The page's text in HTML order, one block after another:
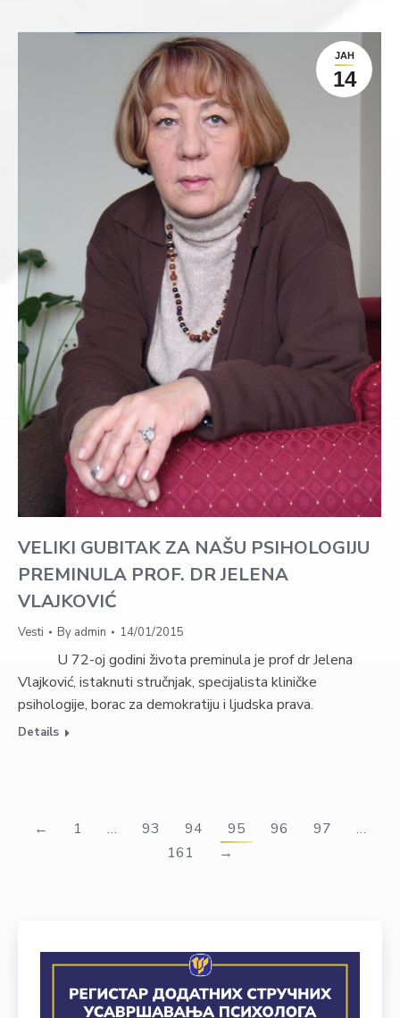
ЈАН
14
VELIKI GUBITAK ZA NAŠU PSIHOLOGIJU
PREMINULA PROF. DR JELENA
VLAJKOVIĆ
Vesti By admin 14/01/2015
U 72-oj godini života pre­minula je prof dr Jelena
Vlajko­vić, istaknuti stručnjak, specijalista kliničke
psihologije, borac za demokratiju i ljudska prava.
Details
← 1 … 93 94 95 96 97
…
161
→